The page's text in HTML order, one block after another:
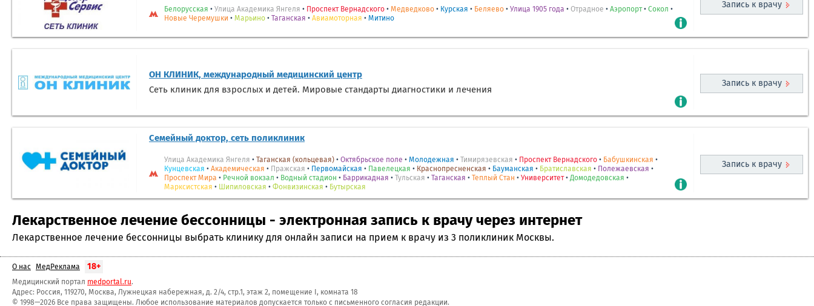
Белорусская • Улица Академика Янгеля • Проспект Вернадского • Медведково • Курская • Беляево • Улица 1905 года • Отрадное • Аэропорт• Сокол •
Новые Черемушки • Марьино • Таганская • Авиамоторная • Митино
Запись к врачу
ОН КЛИНИК, международный медицинский центр
Сеть клиник для взрослых и детей. Мировые стандарты диагностики и лечения
Запись к врачу
Семейный доктор, сеть поликлиник
Улица Академика Янгеля • Таганская (кольцевая) • Октябрьское поле • Молодежная • Тимирязевская • Проспект Вернадского • Бабушкинская •
Кунцевская • Академическая • Пражская • Первомайская • Павелецкая • Краснопресненская • Бауманская • Братиславская • Полежаевская •
Проспект Мира • Речной вокзал • Водный стадион • Баррикадная • Тульская • Таганская • Теплый Стан • Университет• Домодедовская •
Марксистская • Шипиловская • Фонвизинская • Бутырская
Запись к врачу
Лекарственное лечение бессонницы - электронная запись к врачу через интернет
Лекарственное лечение бессонницы выбрать клинику для онлайн записи на прием к врачу из 3 поликлиник Москвы.
О нас МедРеклама 18+
Медицинский портал medportal.ru.
Адрес: Россия, 119270, Москва, Лужнецкая набережная, д. 2/4, стр.1, этаж 2, помещение I, комната 18
© 1998—2026 Все права защищены. Любое использование материалов допускается только с письменного согласия редакции.